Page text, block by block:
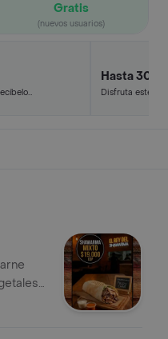
Gratis
(nuevos usuarios)
Hasta 30%
Disfruta este